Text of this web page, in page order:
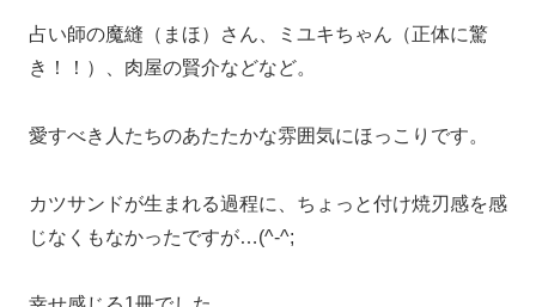
占い師の魔縫（まほ）さん、ミユキちゃん（正体に驚
き！！）、肉屋の賢介などなど。
愛すべき人たちのあたたかな雰囲気にほっこりです。
カツサンドが生まれる過程に、ちょっと付け焼刃感を感
じなくもなかったですが…(^-^;